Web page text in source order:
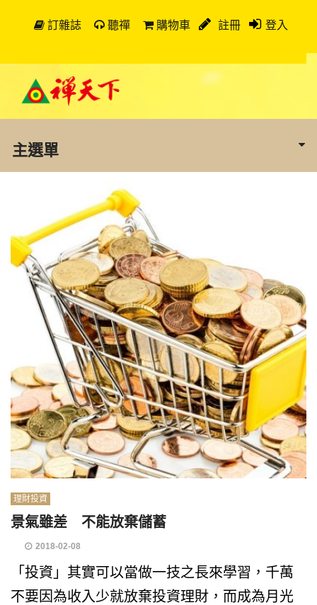
訂雜誌 聽禪 購物車 註冊 登入
主選單
理財投資
景氣雖差 不能放棄儲蓄
2018-02-08
「投資」其實可以當做一技之長來學習，千萬
不要因為收入少就放棄投資理財，而成為月光